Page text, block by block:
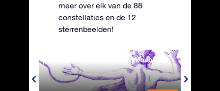
meer over elk van de 88
constellaties en de 12
sterrenbeelden!
Andromeda - Geketende Maagd